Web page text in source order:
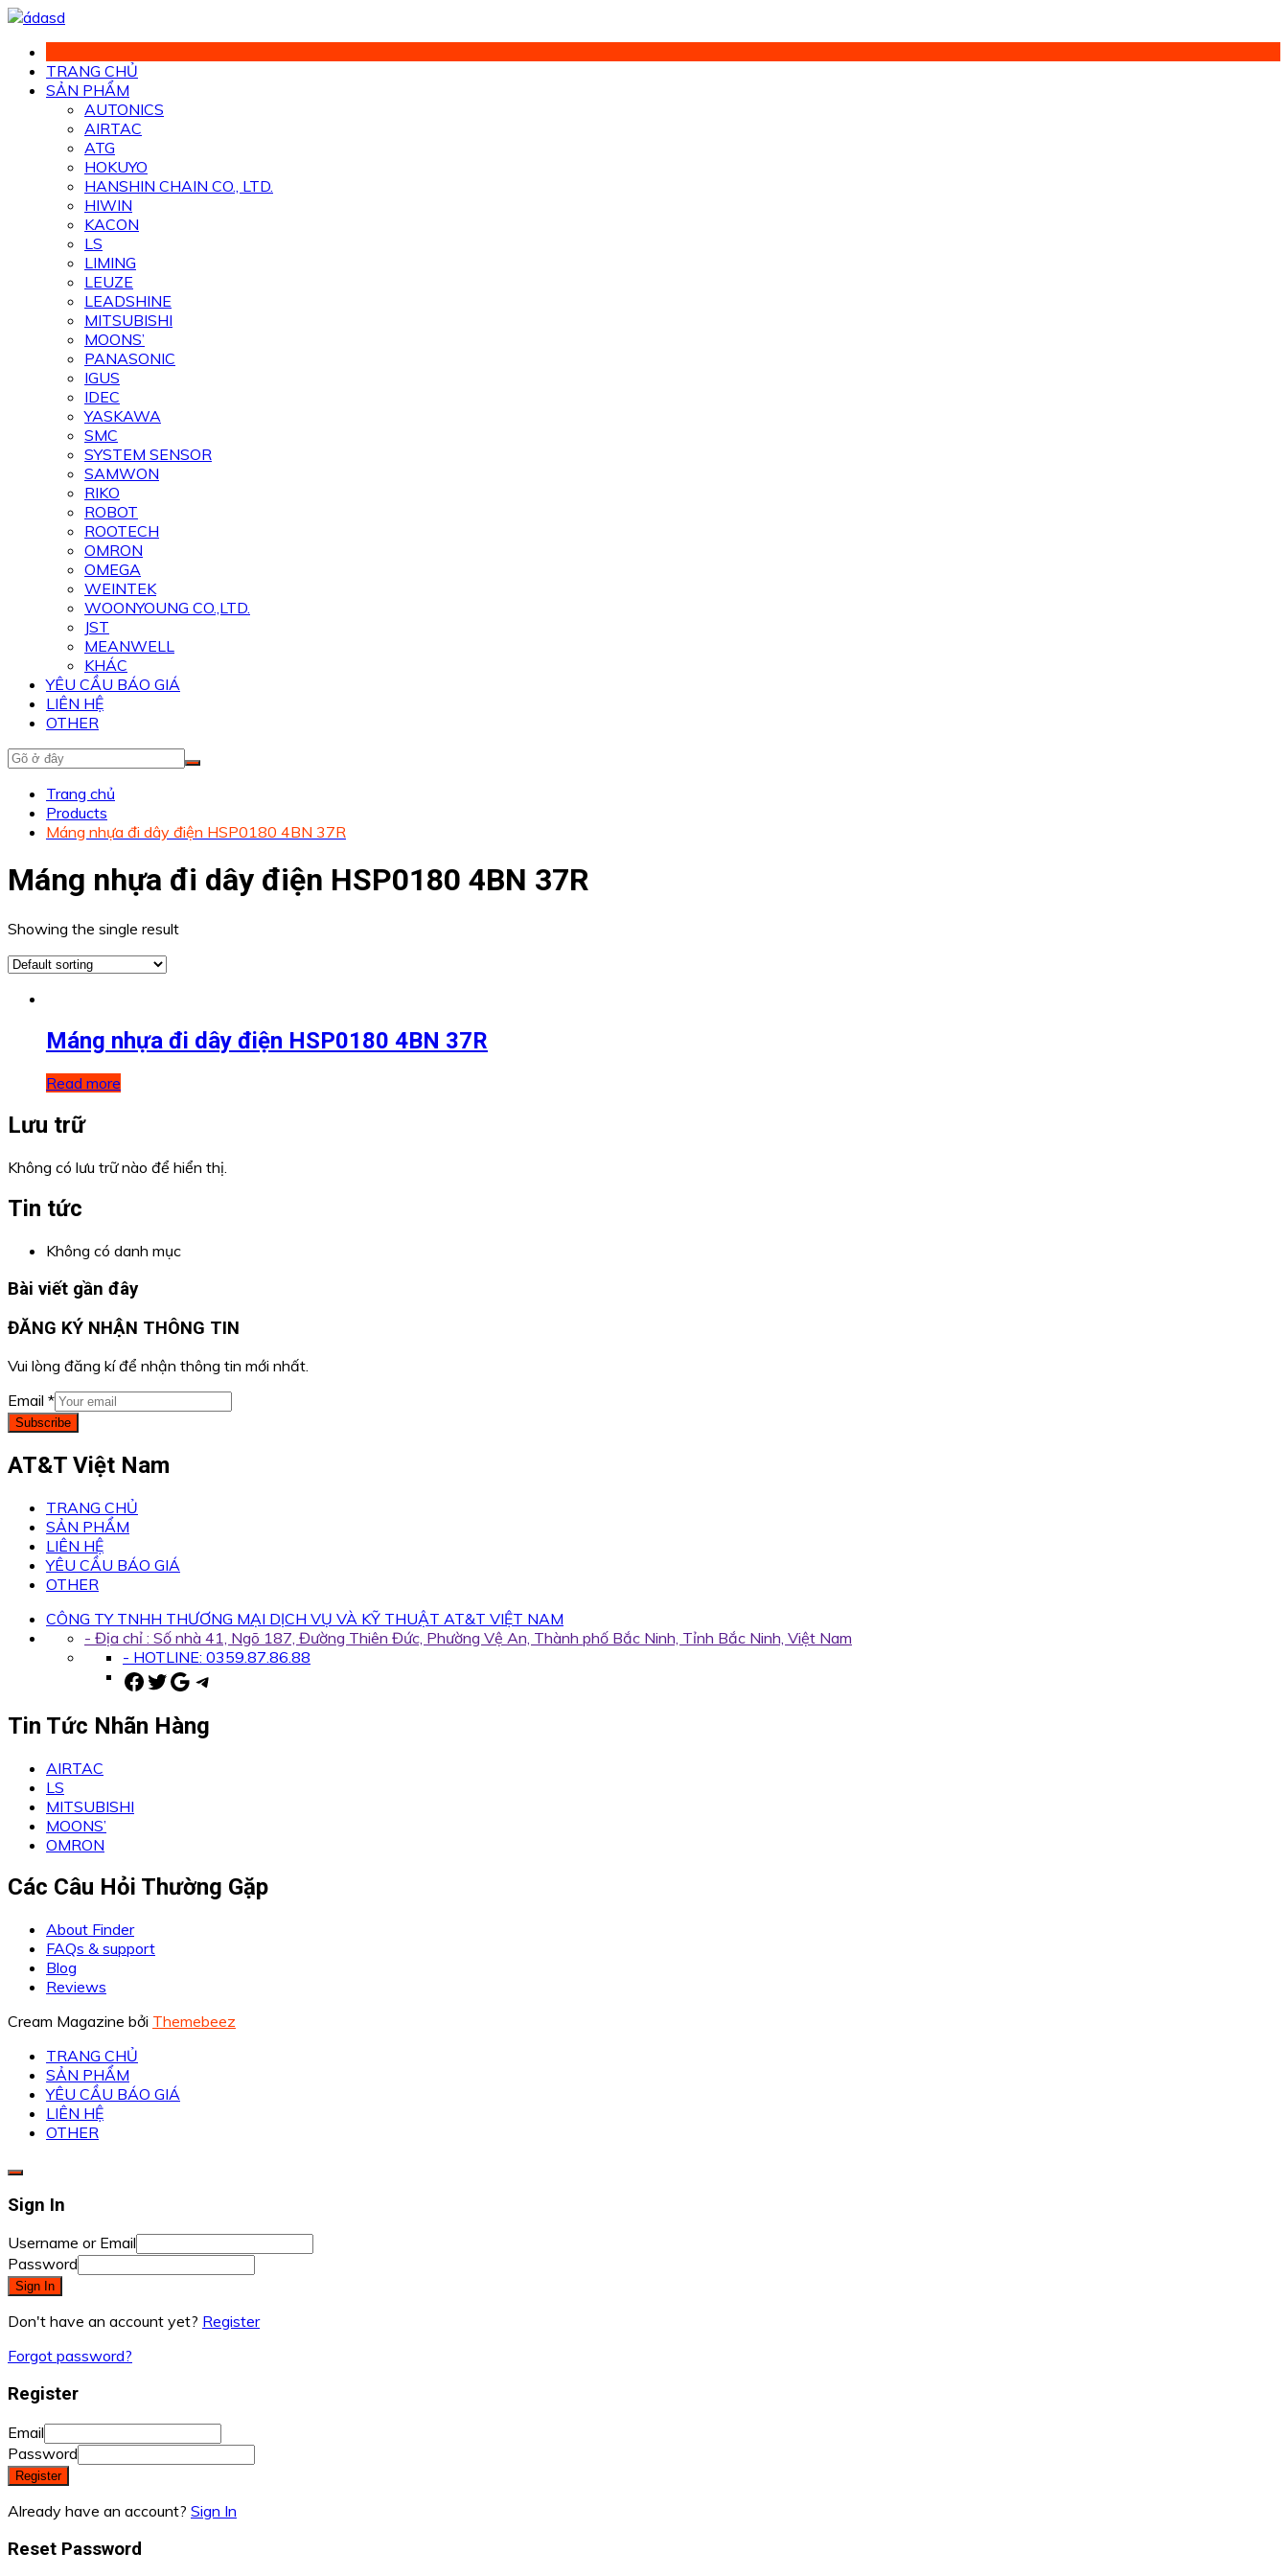
Chuyển
phần
dung
TRANG CHỦ
SẢN PHẨM
AUTONICS
AIRTAC
ATG
HOKUYO
HANSHIN CHAIN CO., LTD.
HIWIN
KACON
LS
LIMING
LEUZE
LEADSHINE
MITSUBISHI
MOONS’
PANASONIC
IGUS
IDEC
YASKAWA
SMC
SYSTEM SENSOR
SAMWON
RIKO
ROBOT
ROOTECH
OMRON
OMEGA
WEINTEK
WOONYOUNG CO.,LTD.
JST
MEANWELL
KHÁC
YÊU CẦU BÁO GIÁ
LIÊN HỆ
OTHER
Trang chủ
Products
Máng nhựa đi dây điện HSP0180 4BN 37R
Máng nhựa đi dây điện HSP0180 4BN 37R
Showing the single result
Máng nhựa đi dây điện HSP0180 4BN 37R
Read more
Lưu trữ
Không có lưu trữ nào để hiển thị.
Tin tức
Không có danh mục
Bài viết gần đây
ĐĂNG KÝ NHẬN THÔNG TIN
Vui lòng đăng kí để nhận thông tin mới nhất.
Email *
Subscribe
AT&T Việt Nam
TRANG CHỦ
SẢN PHẨM
LIÊN HỆ
YÊU CẦU BÁO GIÁ
OTHER
CÔNG TY TNHH THƯƠNG MẠI DỊCH VỤ VÀ KỸ THUẬT AT&T VIỆT NAM
- Địa chỉ : Số nhà 41, Ngõ 187, Đường Thiên Đức, Phường Vệ An, Thành phố Bắc Ninh, Tỉnh Bắc Ninh, Việt Nam
- HOTLINE: 0359.87.86.88
Facebook
Twitter
Google
Telegram
Tin Tức Nhãn Hàng
AIRTAC
LS
MITSUBISHI
MOONS’
OMRON
Các Câu Hỏi Thường Gặp
About Finder
FAQs & support
Blog
Reviews
Cream Magazine bởi Themebeez
TRANG CHỦ
SẢN PHẨM
YÊU CẦU BÁO GIÁ
LIÊN HỆ
OTHER
Sign In
Username or Email
Password
Sign In
Don't have an account yet? Register
Forgot password?
Register
Email
Password
Register
Already have an account? Sign In
Reset Password